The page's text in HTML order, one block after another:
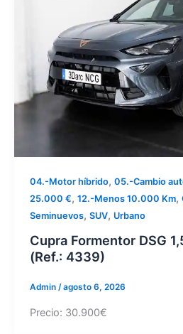
04.-Motor híbrido, 05.-Cambio
25.000 €, 12.-Menos 10.000 Km,
Seminuevos, SUV, Urbano
Cupra Formentor DSG
(Ref.: 4339)
Admin /agosto 6, 2026
Precio: 30.900€